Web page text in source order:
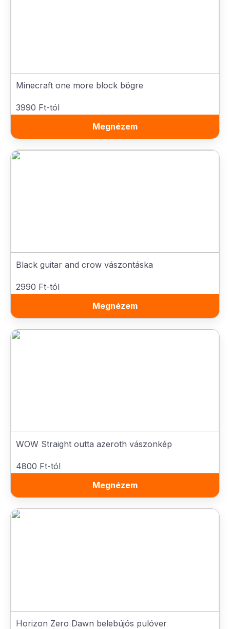
Minecraft one more block bögre
3990 Ft-tól
Megnézem
Black guitar and crow vászontáska
2990 Ft-tól
Megnézem
WOW Straight outta azeroth vászonkép
4800 Ft-tól
Megnézem
Horizon Zero Dawn belebújós pulóver